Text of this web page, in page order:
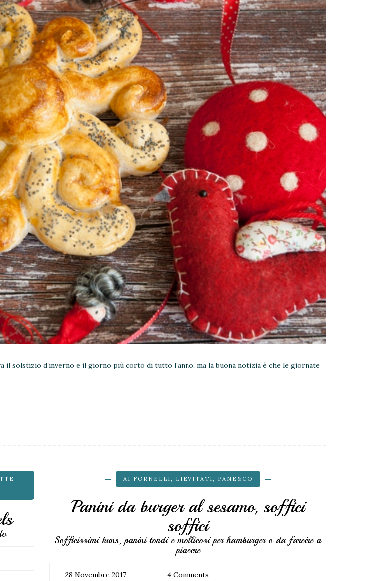
il solstizio d’inverno e il giorno più corto di tutto l’anno, ma la buona notizia è che le giornate
AI FORNELLI , LIEVITATI , PANE&CO
Panini da burger al sesamo, soffici
soffici
Sofficissimi buns, panini tondi e mollicosi per hamburger o da farcire a
piacere
28 Novembre 2017 4 Comments